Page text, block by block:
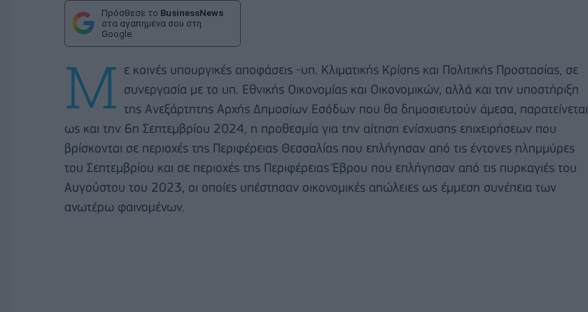
Πρόσθεσε το BusinessNews
στα αγαπημένα σου στη
Google
Μ ε κοινές υπουργικές αποφάσεις -υπ. Κλιματικής Κρίσης και Πολιτικής Προστασίας, σε
συνεργασία με το υπ. Εθνικής Οικονομίας και Οικονομικών, αλλά και την υποστήριξη
της Ανεξάρτητης Αρχής Δημοσίων Εσόδων που θα δημοσιευτούν άμεσα, παρατείνεται
ως και την 6η Σεπτεμβρίου 2024, η προθεσμία για την αίτηση ενίσχυσης επιχειρήσεων που
βρίσκονται σε περιοχές της Περιφέρειας Θεσσαλίας που επλήγησαν από τις έντονες πλημμύρες
του Σεπτεμβρίου και σε περιοχές της Περιφέρειας Έβρου που επλήγησαν από τις πυρκαγιές του
Αυγούστου του 2023, οι οποίες υπέστησαν οικονομικές απώλειες ως έμμεση συνέπεια των
ανωτέρω φαινομένων.